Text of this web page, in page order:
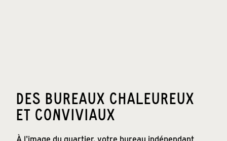
DES BUREAUX CHALEUREUX
ET CONVIVIAUX
À l'image du quartier, votre bureau indépendant